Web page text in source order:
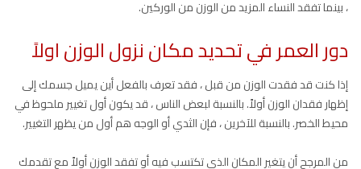
، بينما تفقد النساء المزيد من الوزن من الوركين.
دور العمر في تحديد مكان نزول الوزن اولاً
إذا كنت قد فقدت الوزن من قبل ، فقد تعرف بالفعل أين يميل جسمك إلى
إظهار فقدان الوزن أولاً. بالنسبة لبعض الناس ، قد يكون أول تغيير ملحوظ في
محيط الخصر. بالنسبة للآخرين ، فإن الثدي أو الوجه هم أول من يظهر التغيير.
من المرجح أن يتغير المكان الذي تكتسب فيه أو تفقد الوزن أولاً مع تقدمك